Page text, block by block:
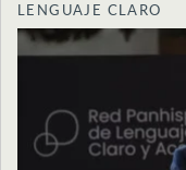
LENGUAJE CLARO